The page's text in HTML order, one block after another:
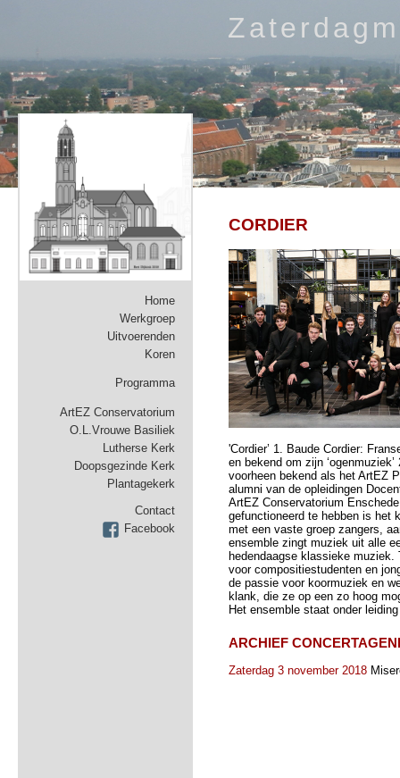
Home
Werkgroep
Uitvoerenden
Koren
Programma
ArtEZ Conservatorium
O.L.Vrouwe Basiliek
Lutherse Kerk
Doopsgezinde Kerk
Plantagekerk
Contact
Facebook
CORDIER
'Cordier’ 1. Baude Cordier:
en bekend om zijn
voorheen bekend als het ArtEZ
alumni van de opleidingen
ArtEZ Conservatorium
gefunctioneerd te hebben is het
met een vaste groep zangers,
ensemble zingt muziek uit alle
hedendaagse klassieke
voor compositiestudenten en
de passie voor koormuziek en
klank, die ze op een zo hoog
Het ensemble staat onder
ARCHIEF
Zaterdag 3 november 2018